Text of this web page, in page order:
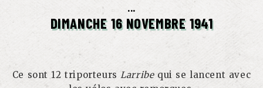
...
DIMANCHE 16 NOVEMBRE 1941
Ce sont 12 triporteursLarribequi se lancent avec